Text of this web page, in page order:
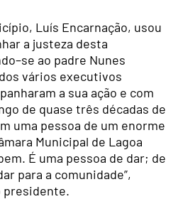
Luís Encarnação, usou
a justeza desta
ao padre Nunes
vários executivos
a sua ação e com
de quase três décadas de
uma pessoa de um enorme
Municipal de Lagoa
É uma pessoa de dar; de
para a comunidade”,
presidente.